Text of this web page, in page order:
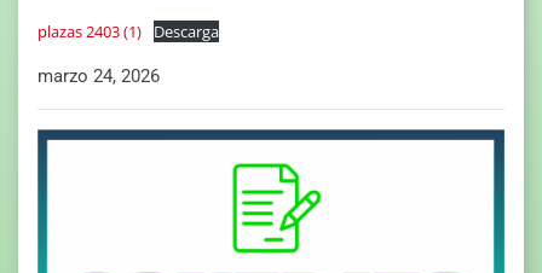
plazas 2403 (1)
Descarga
marzo 24, 2026